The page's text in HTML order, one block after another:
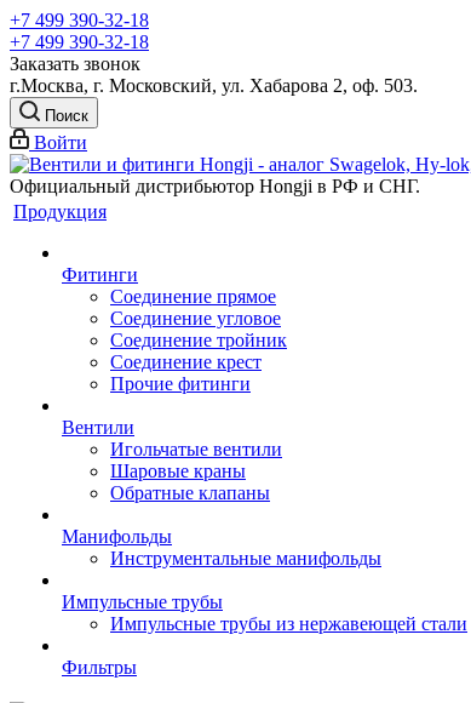
+7 499 390-32-18
+7 499 390-32-18
Заказать звонок
г.Москва, г. Московский, ул. Хабарова 2, оф. 503.
Поиск
Войти
Официальный дистрибьютор Hongji в РФ и СНГ.
Продукция
Фитинги
Соединение прямое
Соединение угловое
Соединение тройник
Соединение крест
Прочие фитинги
Вентили
Игольчатые вентили
Шаровые краны
Обратные клапаны
Манифольды
Инструментальные манифольды
Импульсные трубы
Импульсные трубы из нержавеющей стали
Фильтры